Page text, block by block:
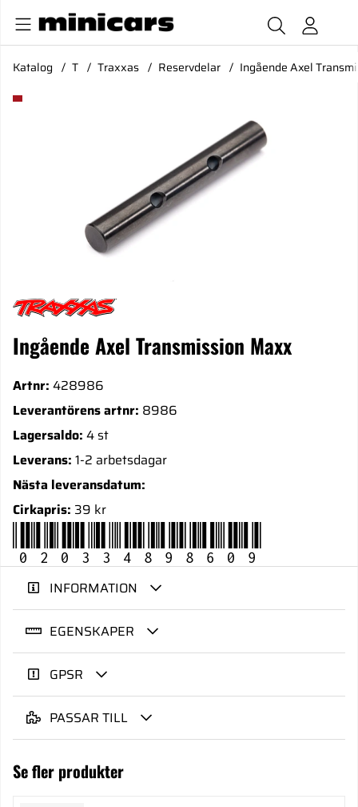
Katalog T Traxxas Reservdelar Ingående Axel
Produktbilder Ingående Axel Transmission Maxx
Ingående Axel Transmission Maxx
Artnr: 428986
Leverantörens artnr: 8986
Lagersaldo: 4 st
Leverans: 1-2 arbetsdagar
Nästa leveransdatum:
Cirkapris: 39 kr
020334898609
INFORMATION
EGENSKAPER
GPSR
PASSAR TILL
Se fler produkter